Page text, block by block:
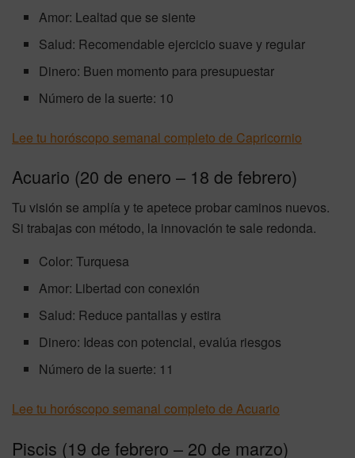
Amor: Lealtad que se siente
Salud: Recomendable ejercicio suave y regular
Dinero: Buen momento para presupuestar
Número de la suerte: 10
Lee tu horóscopo semanal completo de Capricornio
Acuario (20 de enero – 18 de febrero)
Tu visión se amplía y te apetece probar caminos nuevos.
Si trabajas con método, la innovación te sale redonda.
Color: Turquesa
Amor: Libertad con conexión
Salud: Reduce pantallas y estira
Dinero: Ideas con potencial, evalúa riesgos
Número de la suerte: 11
Lee tu horóscopo semanal completo de Acuario
Piscis (19 de febrero – 20 de marzo)